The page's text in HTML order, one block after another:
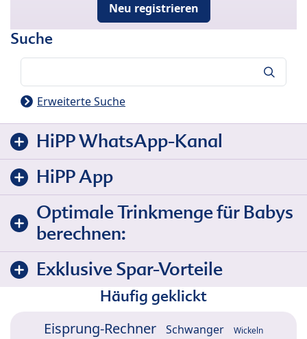
Neu registrieren
Suche
Erweiterte Suche
HiPP WhatsApp-Kanal
HiPP App
Optimale Trinkmenge für Babys
berechnen:
Exklusive Spar-Vorteile
Häufig geklickt
Eisprung-Rechner Schwanger Wickeln